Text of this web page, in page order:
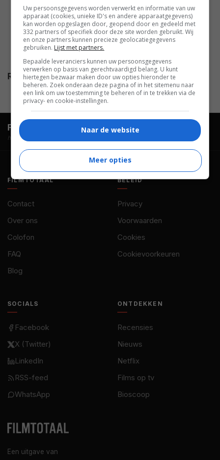
Laurie Holden,Stacy Keach,
Graham Greene,Charles Edwin
Powell,Charlotte Sullivan,
Ralph Kussmann
Christian
Laurin,Russell Means.
Release
02.06.1996
FilmTotaal. Hét online filmoverzicht.
hosted by
Een uitgave van
FILMTOTAAL
Contact
Over ons
Colofon
FAQ
Blog
BELEID
Privacy
Voorwaarden
Cookies
Cookievoorkeuren
SOCIALS
Facebook
X (Twitter)
LinkedIn
RSS-feed
WhatsApp
ONTDEKKEN
Recensies
Nieuws
Netflix
Films op tv
Bioscoop
Uw persoonsgegevens worden verwerkt en informatie van uw
apparaat (cookies, unieke ID's en andere apparaatgegevens)
kan worden opgeslagen door, geopend door en gedeeld met
332 partners of specifiek door deze site worden gebruikt. Wij
en onze partners kunnen precieze geolocatiegegevens
gebruiken. Lijst met partners.
Bepaalde leveranciers kunnen uw persoonsgegevens
verwerken op basis van gerechtvaardigd belang. U kunt
hiertegen bezwaar maken door uw opties hieronder te
beheren. Zoek onderaan deze pagina of in het sitemenu naar
een link om uw toestemming te beheren of in te trekken via de
privacy- en cookie-instellingen.
Naar de website
Meer opties